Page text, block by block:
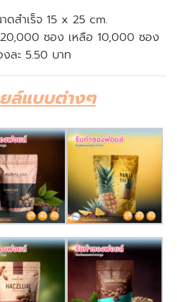
ดสำเร็จ 15 x 25 cm.
ซอง เหลือ 10,000 ซอง
งละ 5.50 บาท
ล์แบบต่างๆ